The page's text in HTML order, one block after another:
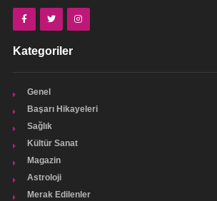
Kategoriler
Genel
Başarı Hikayeleri
Sağlık
Kültür Sanat
Magazin
Astroloji
Merak Edilenler